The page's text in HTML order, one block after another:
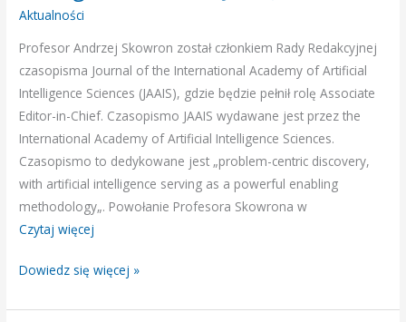
Aktualności
Profesor Andrzej Skowron został członkiem Rady Redakcyjnej
czasopisma Journal of the International Academy of Artificial
Intelligence Sciences (JAAIS), gdzie będzie pełnił rolę Associate
Editor-in-Chief. Czasopismo JAAIS wydawane jest przez the
International Academy of Artificial Intelligence Sciences.
Czasopismo to dedykowane jest „problem-centric discovery,
with artificial intelligence serving as a powerful enabling
methodology„. Powołanie Profesora Skowrona w
Czytaj więcej
czasopisma
Journal
of
the
International
Academy
of
Artificial
Intelligence
Sciences
Dowiedz się więcej »